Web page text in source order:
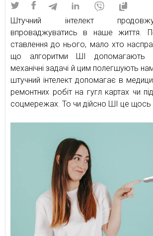
Штучний інтелект
впроваджуватись в наше життя.
ставлення до нього, мало хто
що алгоритми ШІ допомагають
механічні задачі й цим полегшують
штучний інтелект допомагає в
ремонтних робіт на гугл картах чи
соцмережах. То чи дійсно ШІ це щось